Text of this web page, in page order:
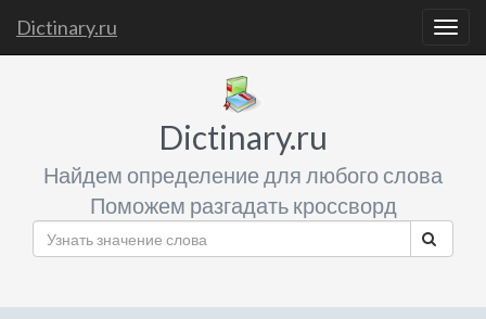
Dictinary.ru
Dictinary.ru
Найдем определение для любого слова
Поможем разгадать кроссворд